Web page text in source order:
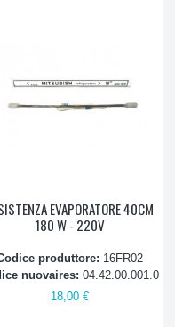
EVAPORATORE 40CM
180 W - 220V
produttore: 16FR02
nuovaires:04.42.00.001.0
18,00 €